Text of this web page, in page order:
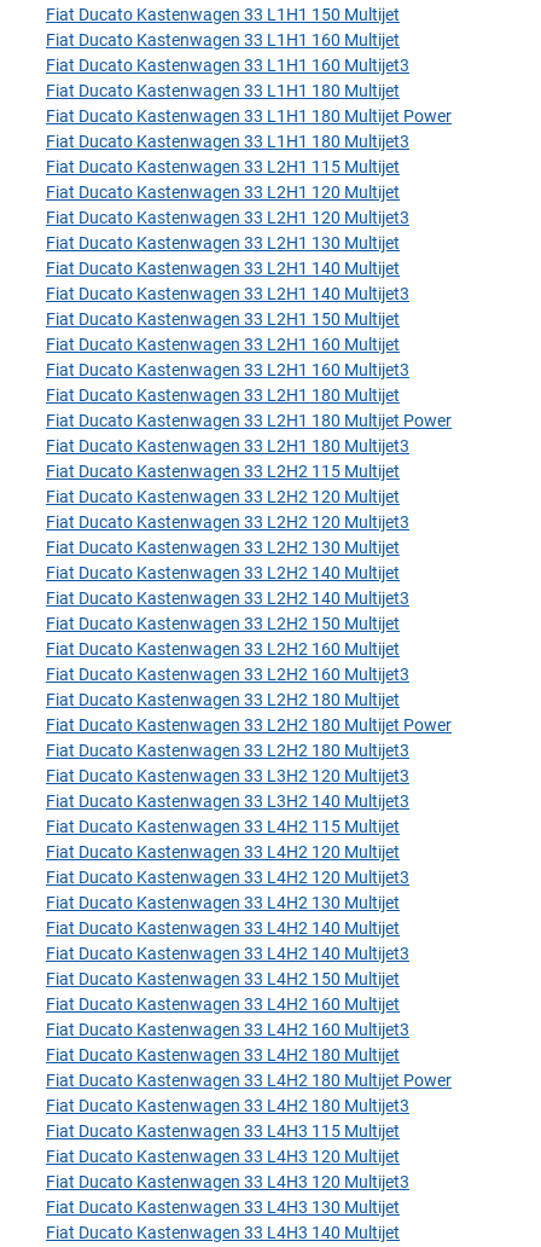
Fiat Ducato Kastenwagen 33 L1H1 150 Multijet
Fiat Ducato Kastenwagen 33 L1H1 160 Multijet
Fiat Ducato Kastenwagen 33 L1H1 160 Multijet3
Fiat Ducato Kastenwagen 33 L1H1 180 Multijet
Fiat Ducato Kastenwagen 33 L1H1 180 Multijet Power
Fiat Ducato Kastenwagen 33 L1H1 180 Multijet3
Fiat Ducato Kastenwagen 33 L2H1 115 Multijet
Fiat Ducato Kastenwagen 33 L2H1 120 Multijet
Fiat Ducato Kastenwagen 33 L2H1 120 Multijet3
Fiat Ducato Kastenwagen 33 L2H1 130 Multijet
Fiat Ducato Kastenwagen 33 L2H1 140 Multijet
Fiat Ducato Kastenwagen 33 L2H1 140 Multijet3
Fiat Ducato Kastenwagen 33 L2H1 150 Multijet
Fiat Ducato Kastenwagen 33 L2H1 160 Multijet
Fiat Ducato Kastenwagen 33 L2H1 160 Multijet3
Fiat Ducato Kastenwagen 33 L2H1 180 Multijet
Fiat Ducato Kastenwagen 33 L2H1 180 Multijet Power
Fiat Ducato Kastenwagen 33 L2H1 180 Multijet3
Fiat Ducato Kastenwagen 33 L2H2 115 Multijet
Fiat Ducato Kastenwagen 33 L2H2 120 Multijet
Fiat Ducato Kastenwagen 33 L2H2 120 Multijet3
Fiat Ducato Kastenwagen 33 L2H2 130 Multijet
Fiat Ducato Kastenwagen 33 L2H2 140 Multijet
Fiat Ducato Kastenwagen 33 L2H2 140 Multijet3
Fiat Ducato Kastenwagen 33 L2H2 150 Multijet
Fiat Ducato Kastenwagen 33 L2H2 160 Multijet
Fiat Ducato Kastenwagen 33 L2H2 160 Multijet3
Fiat Ducato Kastenwagen 33 L2H2 180 Multijet
Fiat Ducato Kastenwagen 33 L2H2 180 Multijet Power
Fiat Ducato Kastenwagen 33 L2H2 180 Multijet3
Fiat Ducato Kastenwagen 33 L3H2 120 Multijet3
Fiat Ducato Kastenwagen 33 L3H2 140 Multijet3
Fiat Ducato Kastenwagen 33 L4H2 115 Multijet
Fiat Ducato Kastenwagen 33 L4H2 120 Multijet
Fiat Ducato Kastenwagen 33 L4H2 120 Multijet3
Fiat Ducato Kastenwagen 33 L4H2 130 Multijet
Fiat Ducato Kastenwagen 33 L4H2 140 Multijet
Fiat Ducato Kastenwagen 33 L4H2 140 Multijet3
Fiat Ducato Kastenwagen 33 L4H2 150 Multijet
Fiat Ducato Kastenwagen 33 L4H2 160 Multijet
Fiat Ducato Kastenwagen 33 L4H2 160 Multijet3
Fiat Ducato Kastenwagen 33 L4H2 180 Multijet
Fiat Ducato Kastenwagen 33 L4H2 180 Multijet Power
Fiat Ducato Kastenwagen 33 L4H2 180 Multijet3
Fiat Ducato Kastenwagen 33 L4H3 115 Multijet
Fiat Ducato Kastenwagen 33 L4H3 120 Multijet
Fiat Ducato Kastenwagen 33 L4H3 120 Multijet3
Fiat Ducato Kastenwagen 33 L4H3 130 Multijet
Fiat Ducato Kastenwagen 33 L4H3 140 Multijet